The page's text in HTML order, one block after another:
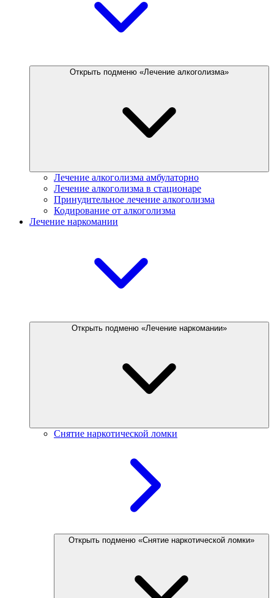
Открыть подменю «Лечение алкоголизма»
Лечение алкоголизма амбулаторно
Лечение алкоголизма в стационаре
Принудительное лечение алкоголизма
Кодирование от алкоголизма
Лечение наркомании
Открыть подменю «Лечение наркомании»
Снятие наркотической ломки
Открыть подменю «Снятие наркотической ломки»